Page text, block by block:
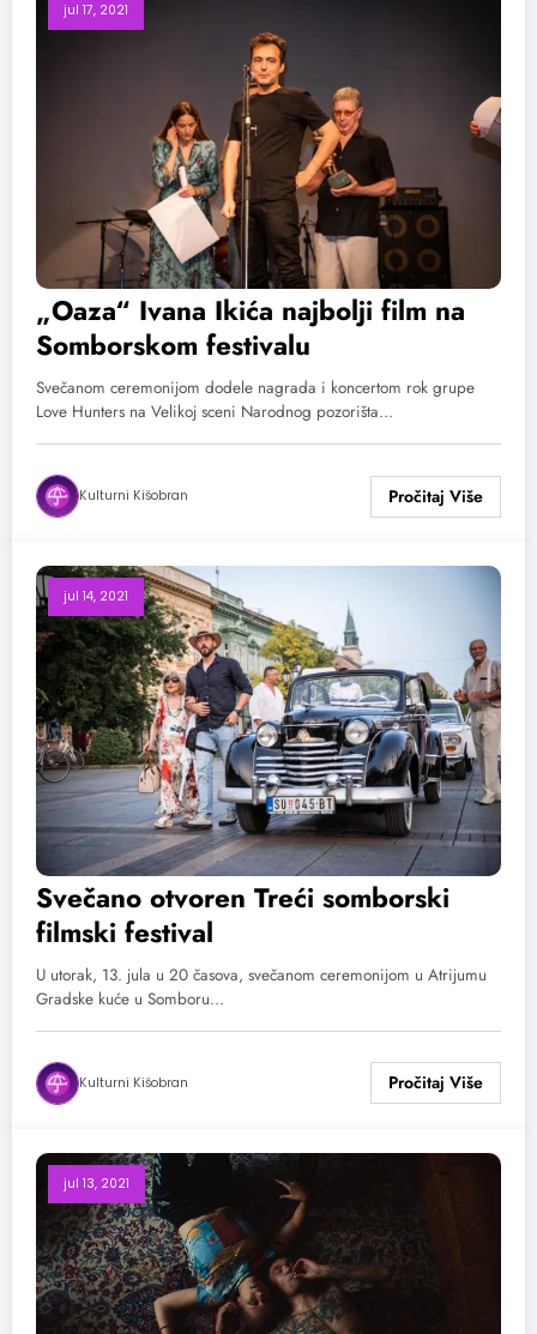
jul 17, 2021
„Oaza“ Ivana Ikića najbolji film na
Somborskom festivalu
Svečanom ceremonijom dodele nagrada i koncertom rok grupe
Love Hunters na Velikoj sceni Narodnog pozorišta…
Kulturni Kišobran
jul 14, 2021
Svečano otvoren Treći somborski
filmski festival
U utorak, 13. jula u 20 časova, svečanom ceremonijom u Atrijumu
Gradske kuće u Somboru…
Kulturni Kišobran
jul 13, 2021